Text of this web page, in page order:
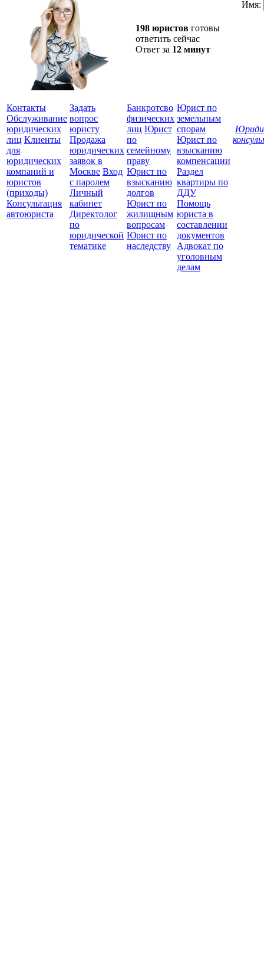
198 юристов готовы
ответить сейчас
Ответ за 12 минут
Имя:
Контакты
Обслуживание
юридических
лиц Клиенты
для
юридических
компаний и
юристов
(приходы)
Консультация
автоюриста
Задать
вопрос
юристу
Продажа
юридических
заявок в
Москве Вход
с паролем
Личный
кабинет
Директолог
по
юридической
тематике
Банкротсво
физических
лиц Юрист
по
семейному
праву
Юрист по
взысканию
долгов
Юрист по
жилищным
вопросам
Юрист по
наследству
Юрист по
земельным
спорам
Юрист по
взысканию
компенсации
Раздел
квартиры по
ДДУ
Помощь
юриста в
составлении
документов
Адвокат по
уголовным
делам